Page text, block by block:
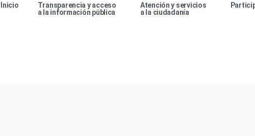
Inicio
Transparencia y acceso
a la información pública
Atención y servicios
a la ciudadanía